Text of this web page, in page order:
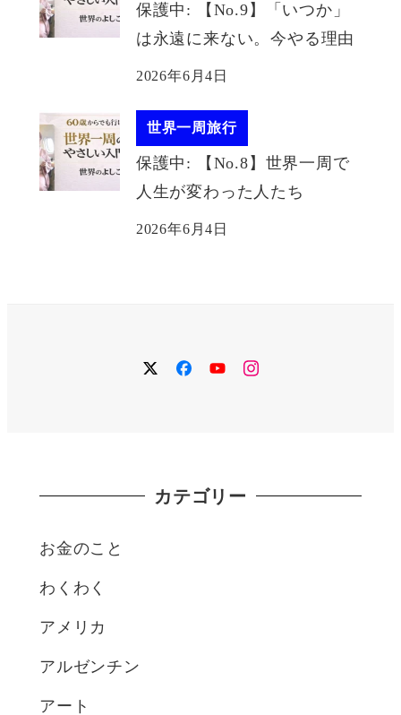
保護中: 【No.9】「いつか」
は永遠に来ない。今やる理由
2026年6月4日
世界一周旅行
保護中: 【No.8】世界一周で
人生が変わった人たち
2026年6月4日
twitterfacebook
YouTubeinstagram
カテゴリー
お金のこと
わくわく
アメリカ
アルゼンチン
アート